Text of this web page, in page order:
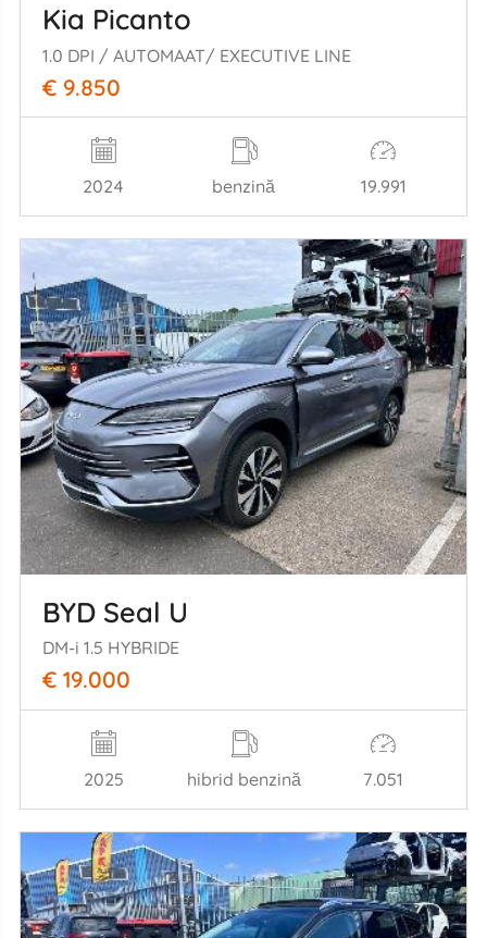
Kia Picanto
1.0 DPI / AUTOMAAT/ EXECUTIVE LINE
€ 9.850
2024 benzină 19.991
BYD Seal U
DM-i 1.5 HYBRIDE
€ 19.000
2025 hibrid benzină 7.051